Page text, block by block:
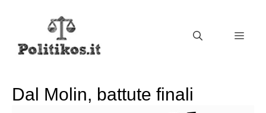
Dal Molin, battute finali